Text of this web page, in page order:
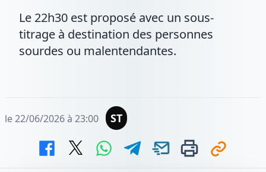
Le 22h30 est proposé avec un sous-
titrage à destination des personnes
sourdes ou malentendantes.
le 22/06/2026 à 23:00 ST